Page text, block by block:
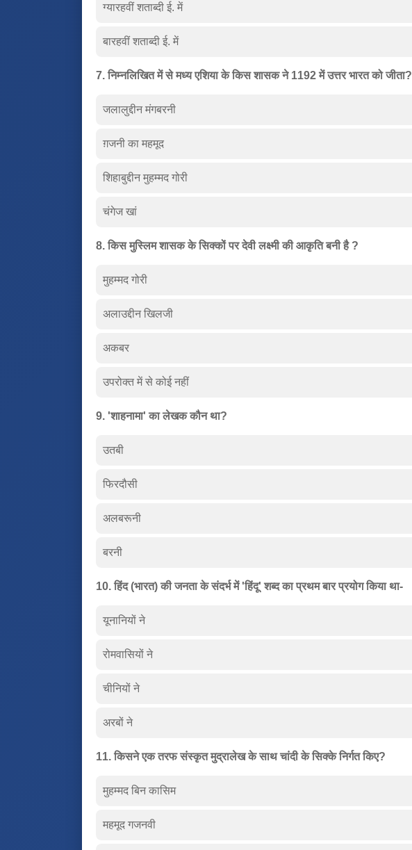
ग्यारहवीं शताब्दी ई. में
बारहवीं शताब्दी ई. में
7. निम्नलिखित में से मध्य एशिया के किस शासक ने 1192 में उत्तर भारत को जीता?
जलालुद्दीन मंगबरनी
ग़जनी का महमूद
शिहाबुद्दीन मुहम्मद गोरी
चंगेज खां
8. किस मुस्लिम शासक के सिक्कों पर देवी लक्ष्मी की आकृति बनी है ?
मुहम्मद गोरी
अलाउद्दीन खिलजी
अकबर
उपरोक्त में से कोई नहीं
9. 'शाहनामा' का लेखक कौन था?
उतबी
फिरदौसी
अलबरूनी
बरनी
10. हिंद (भारत) की जनता के संदर्भ में 'हिंदू' शब्द का प्रथम बार प्रयोग किया था-
यूनानियों ने
रोमवासियों ने
चीनियों ने
अरबों ने
11. किसने एक तरफ संस्कृत मुद्रालेख के साथ चांदी के सिक्के निर्गत किए?
मुहम्मद बिन कासिम
महमूद गजनवी